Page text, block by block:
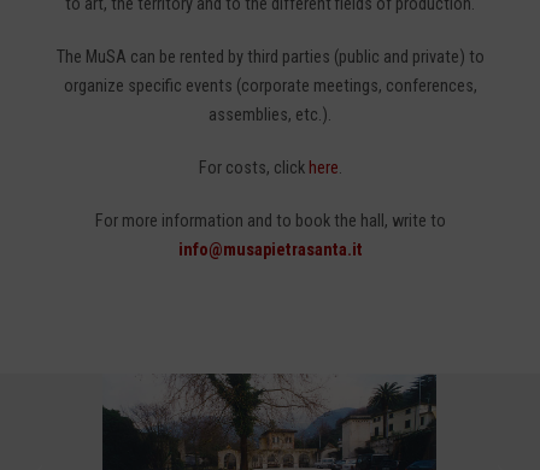
to art, the territory and to the different fields of production.
The MuSA can be rented by third parties (public and private) to
organize specific events (corporate meetings, conferences,
assemblies, etc.).
For costs, click here.
For more information and to book the hall, write to
info@musapietrasanta.it